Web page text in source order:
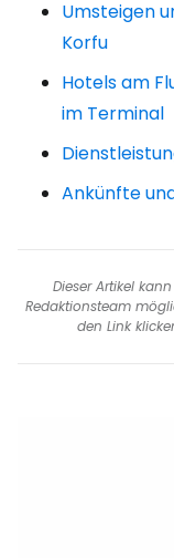
Umsteigen
Korfu
Hotels am
im Terminal
Ankünfte
Dieser Artikel
Redaktionsteam
den Link